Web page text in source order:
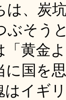
は、炭
ぶそう
「黄金
に国を
はイギ